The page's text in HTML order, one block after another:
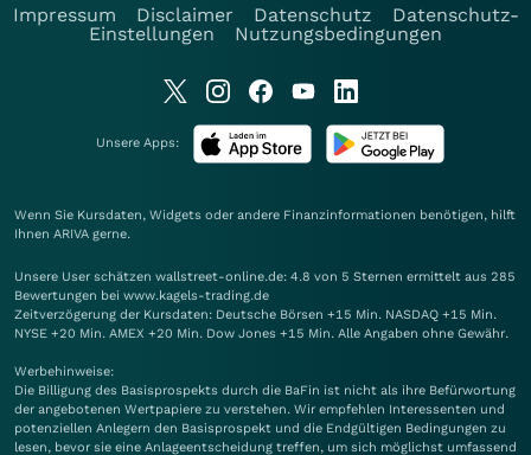
Impressum
Disclaimer Datenschutz
Datenschutz-
Einstellungen
Nutzungsbedingungen
Unsere Apps:
Wenn Sie Kursdaten, Widgets oder andere Finanzinformationen benötigen, hilft
Ihnen ARIVA gerne.
Unsere User schätzen wallstreet-online.de: 4.8 von 5 Sternen ermittelt aus 285
Bewertungen bei www.kagels-trading.de
Zeitverzögerung der Kursdaten: Deutsche Börsen +15 Min. NASDAQ +15 Min.
NYSE +20 Min. AMEX +20 Min. Dow Jones +15 Min. Alle Angaben ohne Gewähr.
Werbehinweise:
Die Billigung des Basisprospekts durch die BaFin ist nicht als ihre Befürwortung
der angebotenen Wertpapiere zu verstehen. Wir empfehlen Interessenten und
potenziellen Anlegern den Basisprospekt und die Endgültigen Bedingungen zu
lesen, bevor sie eine Anlageentscheidung treffen, um sich möglichst umfassend